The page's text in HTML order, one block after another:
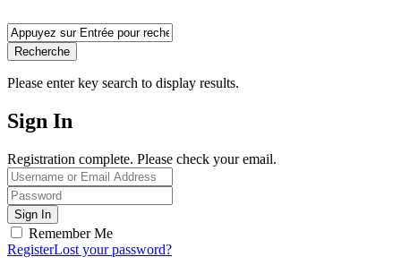
Recherche
Please enter key search to display results.
Sign In
Registration complete. Please check your email.
Remember Me
RegisterLost your password?